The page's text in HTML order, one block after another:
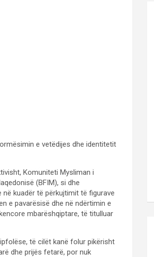
e vetëdijes dhe identitetit
Komuniteti Mysliman i
(BFIM), si dhe
kuadër të përkujtimit të figurave
e pavarësisë dhe në ndërtimin e
mbarëshqiptare, të titulluar
të cilët kanë folur pikërisht
dhe prijës fetarë, por nuk